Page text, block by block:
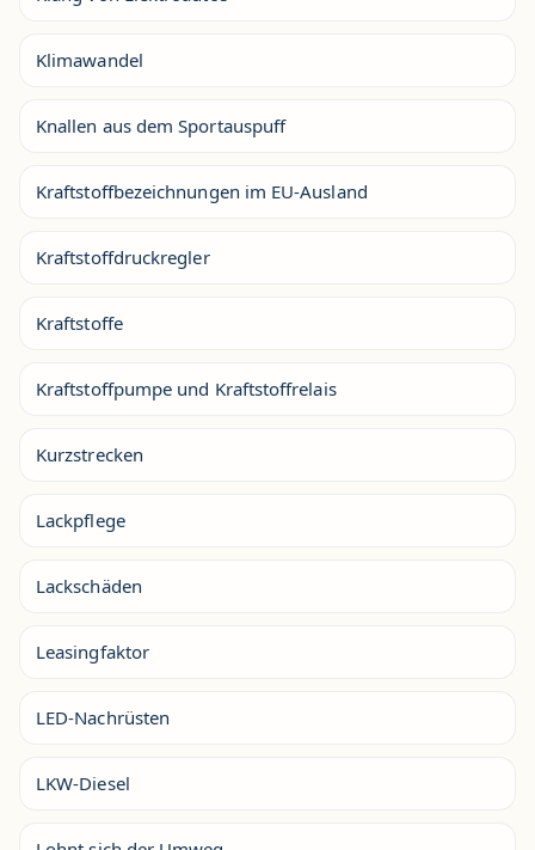
Klimawandel
Knallen aus dem Sportauspuff
Kraftstoffbezeichnungen im EU-Ausland
Kraftstoffdruckregler
Kraftstoffe
Kraftstoffpumpe und Kraftstoffrelais
Kurzstrecken
Lackpflege
Lackschäden
Leasingfaktor
LED-Nachrüsten
LKW-Diesel